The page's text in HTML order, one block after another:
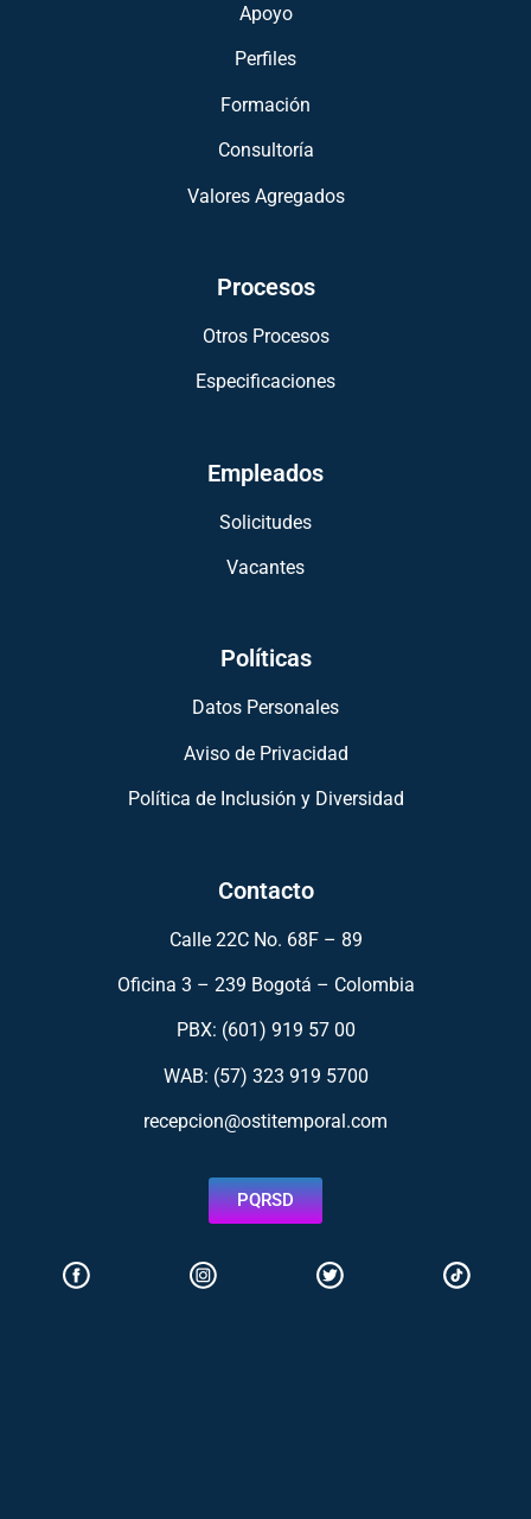
Apoyo
Perfiles
Formación
Consultoría
Valores Agregados
Procesos
Otros Procesos
Especificaciones
Empleados
Solicitudes
Vacantes
Políticas
Datos Personales
Aviso de Privacidad
Política de Inclusión y Diversidad
Contacto
Calle 22C No. 68F – 89
Oficina 3 – 239 Bogotá – Colombia
PBX: (601) 919 57 00
WAB: (57) 323 919 5700
recepcion@ostitemporal.com
PQRSD